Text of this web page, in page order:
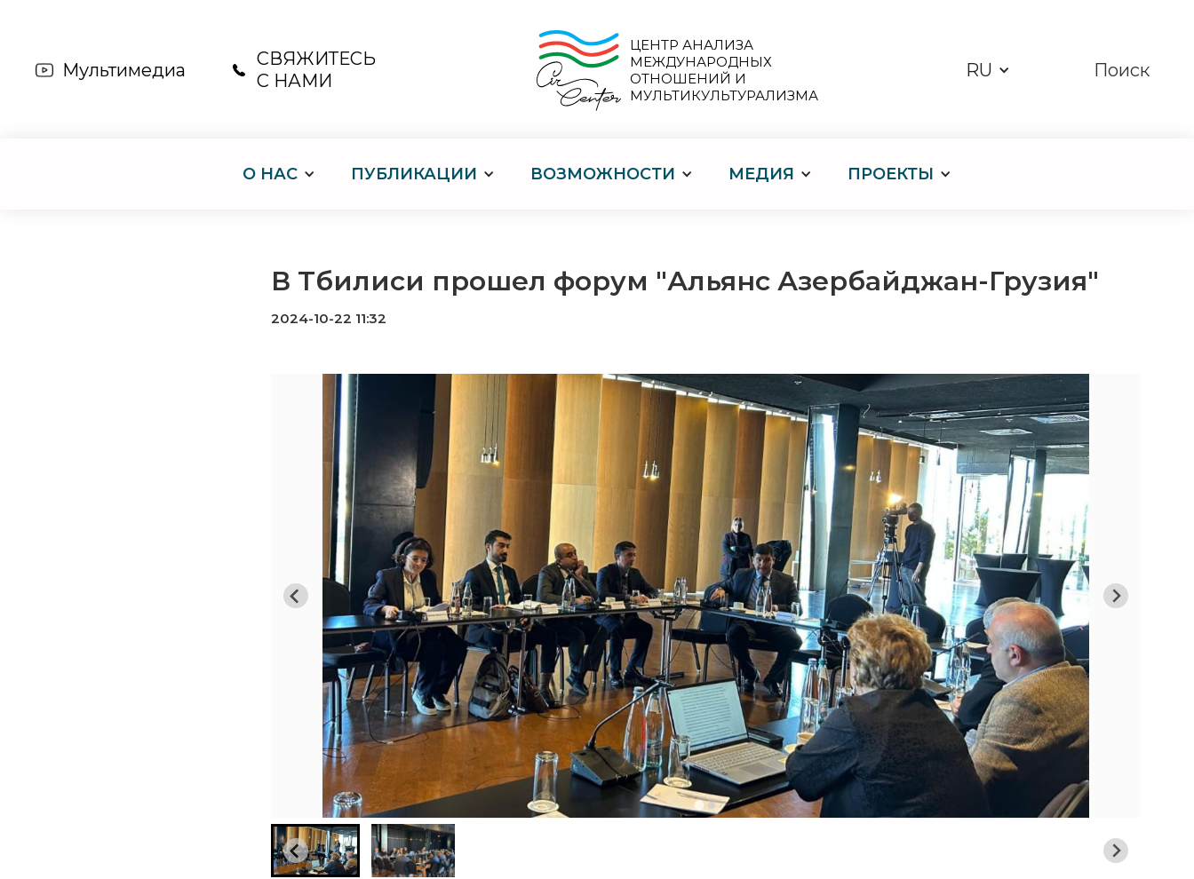
Мультимедиа
СВЯЖИТЕСЬ
С НАМИ
ЦЕНТР АНАЛИЗА
МЕЖДУНАРОДНЫХ
ОТНОШЕНИЙ И
МУЛЬТИКУЛЬТУРАЛИЗМА
RU Поиск
О НАС ПУБЛИКАЦИИ ВОЗМОЖНОСТИ МЕДИЯ ПРОЕКТЫ
В Тбилиси прошел форум "Альянс Азербайджан-Грузия"
2024-10-22 11:32